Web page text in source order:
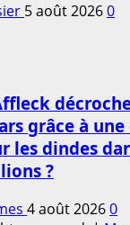
5 août 20260
grâce à
les dindes
?
4 août 20260